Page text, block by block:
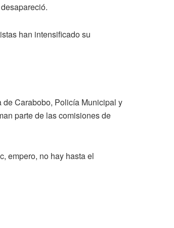
han intensificado su
Carabobo, Policía Municipal y
parte de las comisiones de
empero, no hay hasta el